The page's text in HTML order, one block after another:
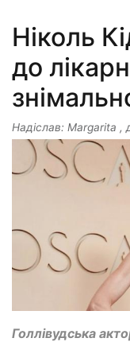
Ніколь
до
Надіслав: Margarita ,
Голлівудська